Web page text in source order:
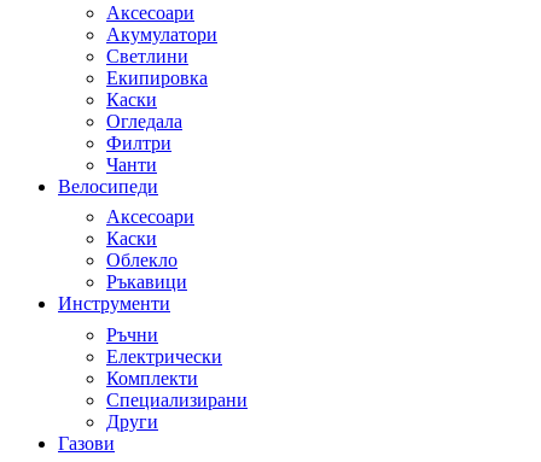
Аксесоари
Акумулатори
Светлини
Екипировка
Каски
Огледала
Филтри
Чанти
Велосипеди
Аксесоари
Каски
Облекло
Ръкавици
Инструменти
Ръчни
Електрически
Комплекти
Специализирани
Други
Газови